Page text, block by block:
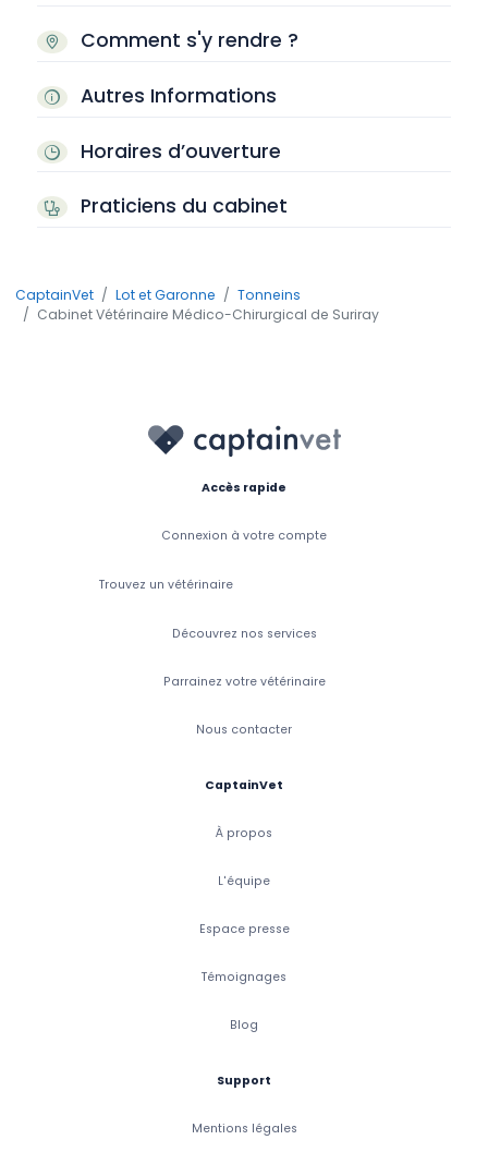
Comment s'y rendre ?
Autres Informations
Horaires d’ouverture
Praticiens du cabinet
CaptainVet Lot et Garonne
Tonneins
Cabinet Vétérinaire Médico-Chirurgical de Suriray
Accès rapide
Connexion à votre compte
Trouvez un vétérinaire
Découvrez nos services
Parrainez votre vétérinaire
Nous contacter
CaptainVet
À propos
L'équipe
Espace presse
Témoignages
Blog
Support
Mentions légales